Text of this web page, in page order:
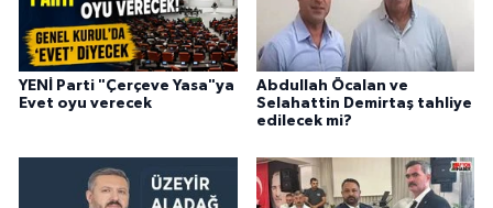
YENİ Parti "Çerçeve Yasa"ya
Evet oyu verecek
Abdullah Öcalan ve
Selahattin Demirtaş tahliye
edilecek mi?